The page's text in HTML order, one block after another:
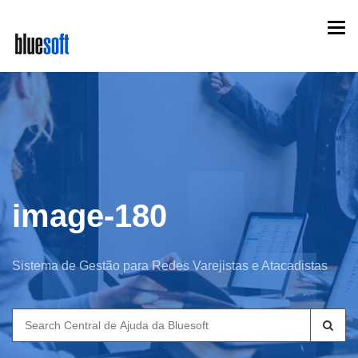
main
content
image-180
Sistema de Gestão para Redes Varejistas e Atacadistas
Search
for: